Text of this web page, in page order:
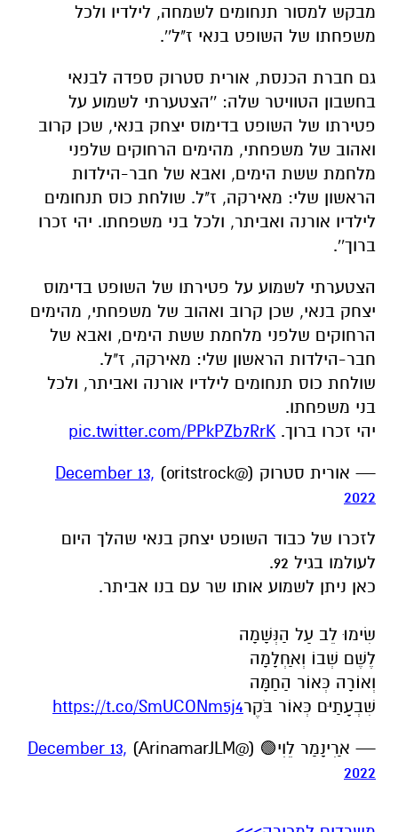
מבקש למסור תנחומים לשמחה, לילדיו ולכל
משפחתו של השופט בנאי ז"ל''.
גם חברת הכנסת, אורית סטרוק ספדה לבנאי
בחשבון הטוויטר שלה: ''הצטערתי לשמוע על
פטירתו של השופט בדימוס יצחק בנאי, שכן קרוב
ואהוב של משפחתי, מהימים הרחוקים שלפני
מלחמת ששת הימים, ואבא של חבר-הילדות
הראשון שלי: מאירקה, ז"ל. שולחת כוס תנחומים
לילדיו אורנה ואביתר, ולכל בני משפחתו. יהי זכרו
ברוך''.
הצטערתי לשמוע על פטירתו של השופט בדימוס
יצחק בנאי, שכן קרוב ואהוב של משפחתי, מהימים
הרחוקים שלפני מלחמת ששת הימים, ואבא של
חבר-הילדות הראשון שלי: מאירקה, ז"ל.
שולחת כוס תנחומים לילדיו אורנה ואביתר, ולכל
בני משפחתו.
יהי זכרו ברוך. pic.twitter.com/PPkPZb7RrK
— אורית סטרוק (@oritstrock)
December 13,
2022
לזכרו של כבוד השופט יצחק בנאי שהלך היום
לעולמו בגיל 92.
כאן ניתן לשמוע אותו שר עם בנו אביתר.
שִׂימוּ לֵב עַל הַנְּשָׁמָה
לֶשֶׁם שְׁבוֹ וְאַחְלָמָה
וְאוֹרָה כְּאוֹר הַחַמָּה
שִׁבְעָתַיִם כְּאוֹר בֹּקֶרhttps://t.co/SmUCONm5j4
— אַרִינָמַר לֵוִי🟢 (@ArinamarJLM)
December 13,
2022